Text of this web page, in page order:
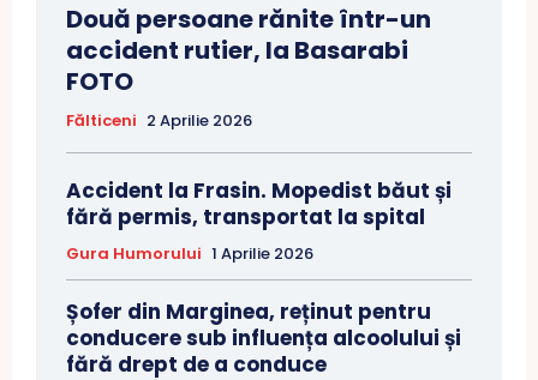
Două persoane rănite într-un
accident rutier, la Basarabi
FOTO
Fălticeni 2 Aprilie 2026
Accident la Frasin. Mopedist băut și
fără permis, transportat la spital
Gura Humorului 1 Aprilie 2026
Șofer din Marginea, reținut pentru
conducere sub influența alcoolului și
fără drept de a conduce